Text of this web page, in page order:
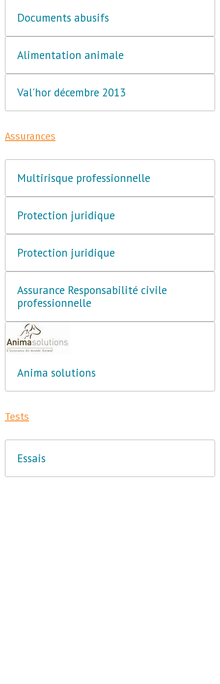
Documents abusifs
Alimentation animale
Val'hor décembre 2013
Assurances
Multirisque professionnelle
Protection juridique
Protection juridique
Assurance Responsabilité civile
professionnelle
Anima solutions
Tests
Essais